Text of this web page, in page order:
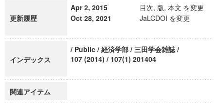
更新履歴
Apr 2, 2015
目次, 版, 本文 を変更
Oct 28, 2021
JaLCDOI を変更
インデックス
/ Public / 経済学部 / 三田学会雑誌 /
107 (2014) / 107(1) 201404
関連アイテム